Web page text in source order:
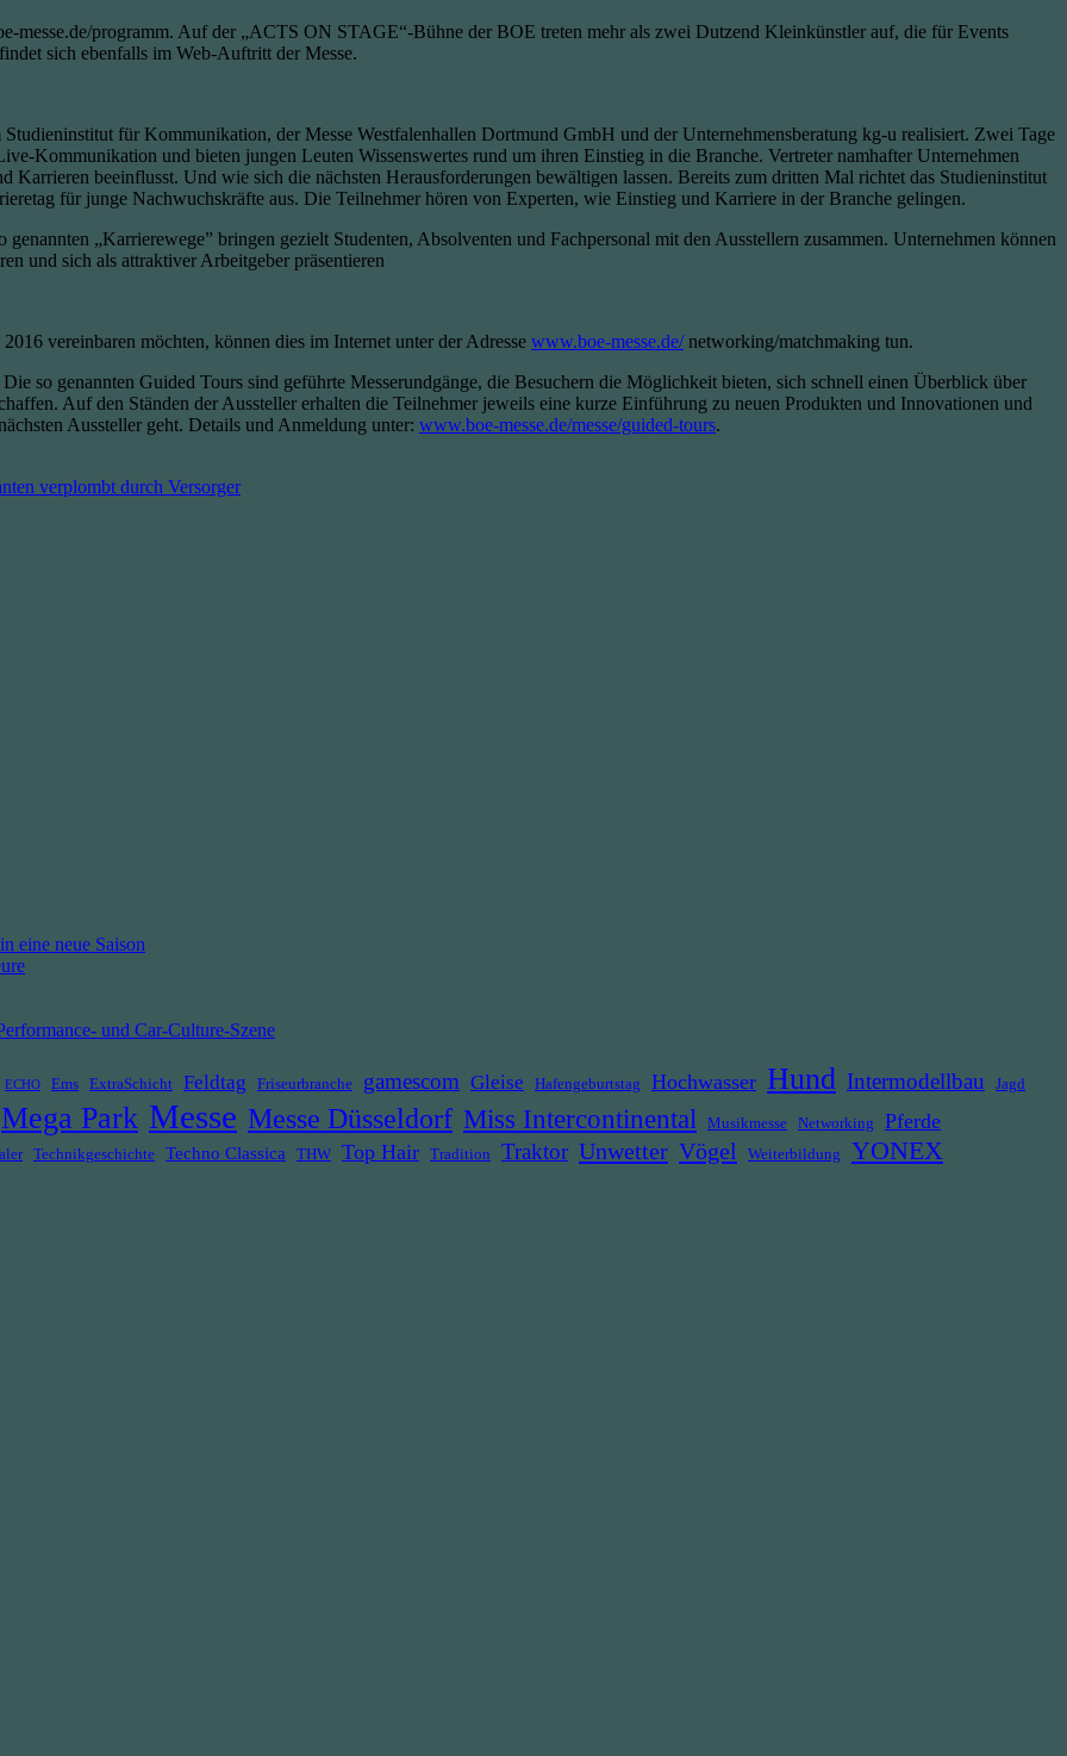
messe.de/programm. Auf der „ACTS ON STAGE“-Bühne der BOE treten mehr als zwei Dutzend Kleinkünstler auf, die für Events
sich ebenfalls im Web-Auftritt der Messe.
für Kommunikation, der Messe Westfalenhallen Dortmund GmbH und der Unternehmensberatung kg-u realisiert. Zwei Tage
Kommunikation und bieten jungen Leuten Wissenswertes rund um ihren Einstieg in die Branche. Vertreter namhafter Unternehmen
Karrieren beeinflusst. Und wie sich die nächsten Herausforderungen bewältigen lassen. Bereits zum dritten Mal richtet das Studieninstitut
für junge Nachwuchskräfte aus. Die Teilnehmer hören von Experten, wie Einstieg und Karriere in der Branche gelingen.
„Karrierewege” bringen gezielt Studenten, Absolventen und Fachpersonal mit den Ausstellern zusammen. Unternehmen können
und sich als attraktiver Arbeitgeber präsentieren
vereinbaren möchten, können dies im Internet unter der Adresse www.boe-messe.de/networking/matchmaking tun.
so genannten Guided Tours sind geführte Messerundgänge, die Besuchern die Möglichkeit bieten, sich schnell einen Überblick über
Auf den Ständen der Aussteller erhalten die Teilnehmer jeweils eine kurze Einführung zu neuen Produkten und Innovationen und
Aussteller geht. Details und Anmeldung unter: www.boe-messe.de/messe/guided-tours.
verplombt durch Versorger
eine neue Saison
und Car-Culture-Szene
ECHO Ems ExtraSchicht Feldtag Friseurbranche gamescom Gleise Hafengeburtstag Hochwasser Hund Intermodellbau Jagd
Mega Park Messe Messe Düsseldorf Miss Intercontinental Musikmesse Networking Pferde
Technikgeschichte Techno Classica THW Top Hair Tradition Traktor Unwetter Vögel Weiterbildung YONEX